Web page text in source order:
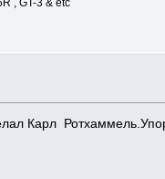
, GT-3 & etc
Карл